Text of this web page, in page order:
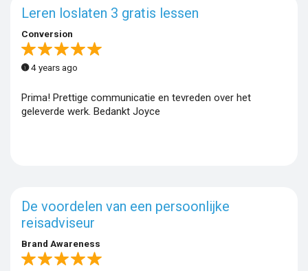
Leren loslaten 3 gratis lessen
Conversion
4 years ago
Prima! Prettige communicatie en tevreden over het
geleverde werk. Bedankt Joyce
De voordelen van een persoonlijke
reisadviseur
Brand Awareness